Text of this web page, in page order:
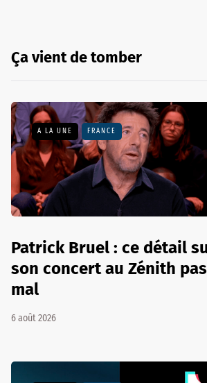
Ça vient de tomber
A LA UNE FRANCE
Patrick Bruel : ce détail
son concert au Zénith
mal
6 août 2026